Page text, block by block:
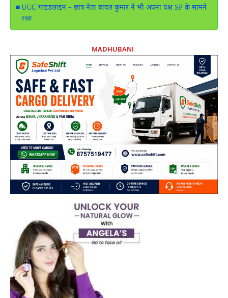
UGC गाइडलाइन – छात्र नेता बादल कुमार ने भी अपना पक्ष SP के सामने
रखा
MADHUBANI